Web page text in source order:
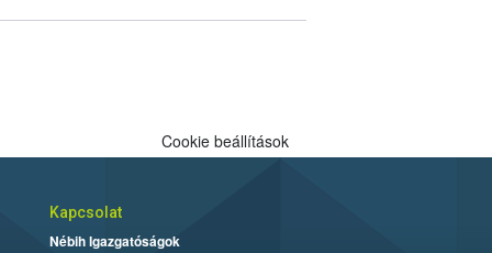
Cookie beállítások
Kapcsolat
Nébih Igazgatóságok